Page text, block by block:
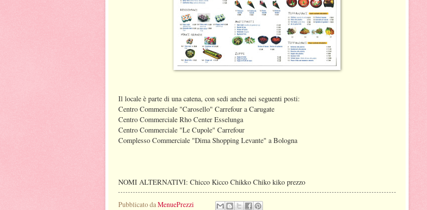
Il locale è parte di una catena, con sedi anche nei seguenti posti:
Centro Commerciale "Carosello" Carrefour a Carugate
Centro Commerciale Rho Center Esselunga
Centro Commerciale "Le Cupole" Carrefour
Complesso Commerciale "Dima Shopping Levante" a Bologna
NOMI ALTERNATIVI: Chicco Kicco Chikko Chiko kiko prezzo
Pubblicato daMenuePrezzi